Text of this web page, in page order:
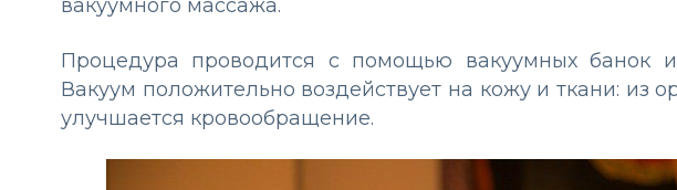
вакуумного массажа.
Процедура проводится с помощью вакуумных банок
Вакуум положительно воздействует на кожу и ткани: из
улучшается кровообращение.